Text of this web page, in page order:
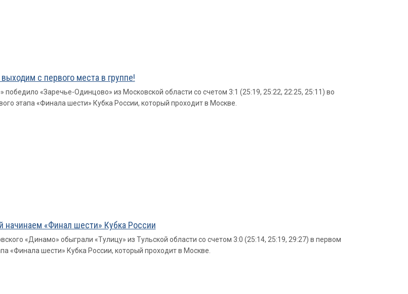
с первого места в группе!
победило «Заречье-Одинцово» из Московской области со счетом 3:1 (25:19, 25:22, 22:25, 25:11) во
этапа «Финала шести» Кубка России, который проходит в Москве.
начинаем «Финал шести» Кубка России
«Динамо» обыграли «Тулицу» из Тульской области со счетом 3:0 (25:14, 25:19, 29:27) в первом
«Финала шести» Кубка России, который проходит в Москве.